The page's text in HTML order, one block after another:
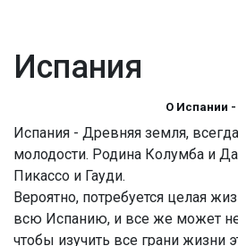
Испания
О Испании -
Испания - Древняя земля,
молодости. Родина Колумба и
Пикассо и Гауди.
Вероятно, потребуется целая
всю Испанию, и все же может
чтобы изучить все грани жизни